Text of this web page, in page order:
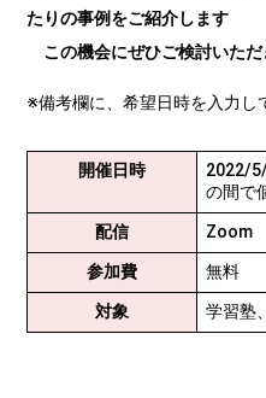
たりの事例をご紹介します
この機会にぜひご検討いただ
※備考欄に、希望日時を入力し
開催日時
2022/
の間で
配信 Zoom
参加費 無料
対象 学習塾